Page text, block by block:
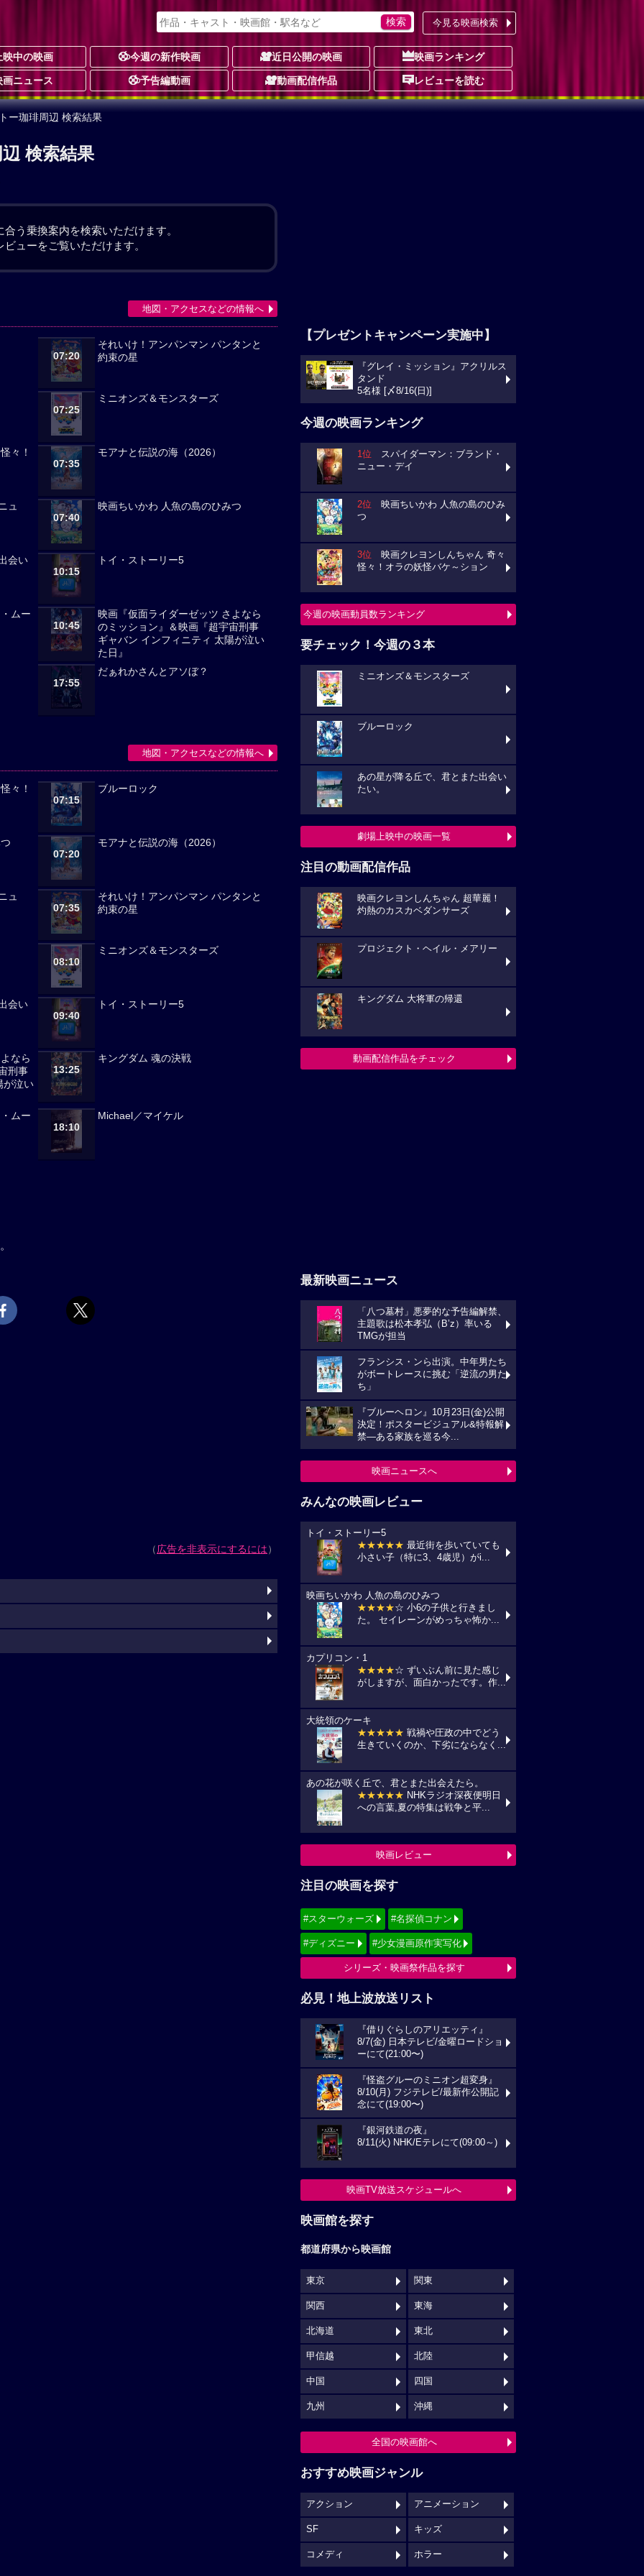
今見る映画検索
映中の映画 今週の新作映画 近日公開の映画 映画ランキング
画ニュース 予告編動画 動画配信作品 レビューを読む
ー珈琲周辺 検索結果
検索結果
合う乗換案内を検索いただけます。
ビューをご覧いただけます。
07:20
それいけ！アンパンマン パンタンと
約束の星
07:25
ミニオンズ＆モンスターズ
々！
07:35
モアナと伝説の海（2026）
ュ
07:40
映画ちいかわ 人魚の島のひみつ
会い
10:15
トイ・ストーリー5
ムー
10:45
映画『仮面ライダーゼッツ さよなら
のミッション』＆映画『超宇宙刑事
ギャバン インフィニティ 太陽が泣い
た日』
17:55
だぁれかさんとアソぼ？
地図・アクセスなどの情報へ
々！
07:15
ブルーロック
07:20
モアナと伝説の海（2026）
ュ
07:35
それいけ！アンパンマン パンタンと
約束の星
08:10
ミニオンズ＆モンスターズ
会い
09:40
トイ・ストーリー5
なら
刑事
が泣い
13:25
キングダム 魂の決戦
ムー
18:10
Michael／マイケル
地図・アクセスなどの情報へ
（広告を非表示にするには）
【プレゼントキャンペーン実施中】
『グレイ・ミッション』アクリルス
タンド
5名様 [〆8/16(日)]
今週の映画ランキング
1位 スパイダーマン：ブランド・
ニュー・デイ
2位 映画ちいかわ 人魚の島のひみ
つ
3位 映画クレヨンしんちゃん 奇々
怪々！オラの妖怪バケ～ション
今週の映画動員数ランキング
要チェック！今週の３本
ミニオンズ＆モンスターズ
ブルーロック
あの星が降る丘で、君とまた出会い
たい。
劇場上映中の映画一覧
注目の動画配信作品
映画クレヨンしんちゃん 超華麗！
灼熱のカスカベダンサーズ
プロジェクト・ヘイル・メアリー
キングダム 大将軍の帰還
動画配信作品をチェック
最新映画ニュース
「八つ墓村」悪夢的な予告編解禁、
主題歌は松本孝弘（B’z）率いる
TMGが担当
フランシス・ンら出演。中年男たち
がボートレースに挑む「逆流の男た
ち」
『ブルーヘロン』10月23日(金)公開
決定！ポスタービジュアル&特報解
禁―ある家族を巡る今...
映画ニュースへ
みんなの映画レビュー
トイ・ストーリー5
★★★★★ 最近街を歩いていても
小さい子（特に3、4歳児）がi...
映画ちいかわ 人魚の島のひみつ
★★★★☆ 小6の子供と行きまし
た。 セイレーンがめっちゃ怖か...
カプリコン・1
★★★★☆ ずいぶん前に見た感じ
がしますが、面白かったです。作...
大統領のケーキ
★★★★★ 戦禍や圧政の中でどう
生きていくのか、下劣にならなく...
あの花が咲く丘で、君とまた出会えたら。
★★★★★ NHKラジオ深夜便明日
への言葉,夏の特集は戦争と平...
映画レビュー
注目の映画を探す
#スターウォーズ #名探偵コナン
#ディズニー #少女漫画原作実写化
シリーズ・映画祭作品を探す
必見！地上波放送リスト
『借りぐらしのアリエッティ』
8/7(金) 日本テレビ/金曜ロードショ
ーにて(21:00〜)
『怪盗グルーのミニオン超変身』
8/10(月) フジテレビ/最新作公開記
念にて(19:00〜)
『銀河鉄道の夜』
8/11(火) NHK/Eテレにて(09:00～)
映画TV放送スケジュールへ
映画館を探す
都道府県から映画館
東京 関東
関西 東海
北海道 東北
甲信越 北陸
中国 四国
九州 沖縄
全国の映画館へ
おすすめ映画ジャンル
アクション アニメーション
SF キッズ
コメディ ホラー